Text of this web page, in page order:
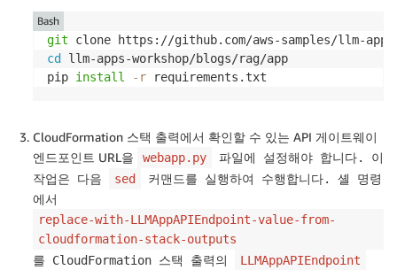
git
cd
llm-apps-workshop/blogs/rag/app
pip install -r requirements.txt
Bash
CloudFormation 스택 출력에서 확인할 수 있는 API 게이트웨이
엔드포인트 URL을
webapp.py
파일에 설정해야 합니다. 이
작업은 다음
sed
커맨드를 실행하여 수행합니다. 셸 명령
에서
replace-with-LLMAppAPIEndpoint-value-from-
cloudformation-stack-outputs
를 CloudFormation 스택 출력의
LLMAppAPIEndpoint